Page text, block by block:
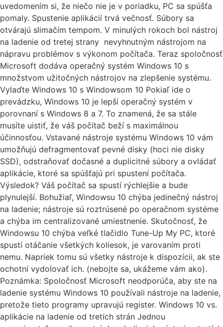
uvedomením si, že niečo nie je v poriadku, PC sa spúšťa
pomaly. Spustenie aplikácií trvá večnosť. Súbory sa
otvárajú slimačím tempom. V minulých rokoch bol nástroj
na ladenie od tretej strany nevyhnutným nástrojom na
nápravu problémov s výkonom počítača. Teraz spoločnosť
Microsoft dodáva operačný systém Windows 10 s
množstvom užitočných nástrojov na zlepšenie systému.
Vylaďte Windows 10 s Windowsom 10 Pokiaľ ide o
prevádzku, Windows 10 je lepší operačný systém v
porovnaní s Windows 8 a 7. To znamená, že sa stále
musíte uistiť, že váš počítač beží s maximálnou
účinnosťou. Vstavané nástroje systému Windows 10 vám
umožňujú defragmentovať pevné disky (hoci nie disky
SSD), odstraňovať dočasné a duplicitné súbory a ovládať
aplikácie, ktoré sa spúšťajú pri spustení počítača.
Výsledok? Váš počítač sa spustí rýchlejšie a bude
plynulejší. Bohužiaľ, Windowsu 10 chýba jedinečný nástroj
na ladenie; nástroje sú roztrúsené po operačnom systéme
a chýba im centralizované umiestnenie. Skutočnosť, že
Windowsu 10 chýba veľké tlačidlo Tune-Up My PC, ktoré
spustí otáčanie všetkých koliesok, je varovaním proti
nemu. Napriek tomu sú všetky nástroje k dispozícii, ak ste
ochotní vydolovať ich. (nebojte sa, ukážeme vám ako).
Poznámka: Spoločnosť Microsoft neodporúča, aby ste na
ladenie systému Windows 10 používali nástroje na ladenie,
pretože tieto programy upravujú register. Windows 10 vs.
aplikácie na ladenie od tretích strán Jednou